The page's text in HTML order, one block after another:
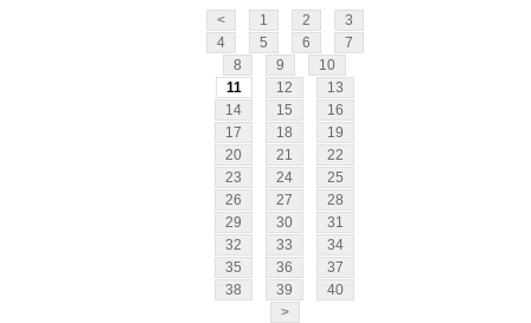
< 1 2
3
4
5 6
7
8
9
10
11
12
13
14
15
16
17
18
19
20
21
22
23
24
25
26
27
28
29
30
31
32
33
34
35
36
37
38
39
40
>